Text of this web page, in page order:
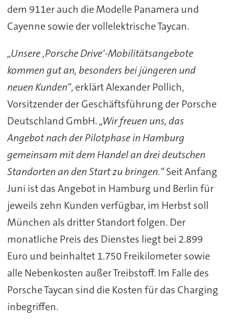
dem 911er auch die Modelle Panamera und
Cayenne sowie der vollelektrische Taycan.
„Unsere ‚Porsche Drive‘-Mobilitätsangebote
kommen gut an, besonders bei jüngeren und
neuen Kunden“, erklärt Alexander Pollich,
Vorsitzender der Geschäftsführung der Porsche
Deutschland GmbH.„Wir freuen uns, das
Angebot nach der Pilotphase in Hamburg
gemeinsam mit dem Handel an drei deutschen
Standorten an den Start zu bringen.“Seit Anfang
Juni ist das Angebot in Hamburg und Berlin für
jeweils zehn Kunden verfügbar, im Herbst soll
München als dritter Standort folgen. Der
monatliche Preis des Dienstes liegt bei 2.899
Euro und beinhaltet 1.750 Freikilometer sowie
alle Nebenkosten außer Treibstoff. Im Falle des
Porsche Taycan sind die Kosten für das Charging
inbegriffen.